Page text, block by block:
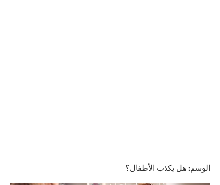
الوسم: هل يكذب الأطفال؟